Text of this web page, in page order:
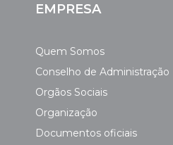
EMPRESA
Quem Somos
Conselho de Administração
Orgãos Sociais
Organização
Documentos oficiais